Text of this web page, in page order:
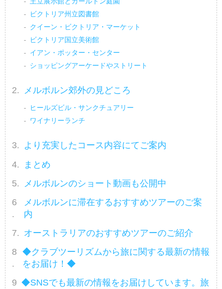
ビクトリア州立図書館
クイーン・ビクトリア・マーケット
ビクトリア国立美術館
イアン・ポッター・センター
ショッピングアーケードやストリート
メルボルン郊外の見どころ
ヒールズビル・サンクチュアリー
ワイナリーランチ
より充実したコース内容にてご案内
まとめ
メルボルンのショート動画も公開中
メルボルンに滞在するおすすめツアーのご案
内
オーストラリアのおすすめツアーのご紹介
◆クラブツーリズムから旅に関する最新の情報
をお届け！◆
◆SNSでも最新の情報をお届けしています。旅